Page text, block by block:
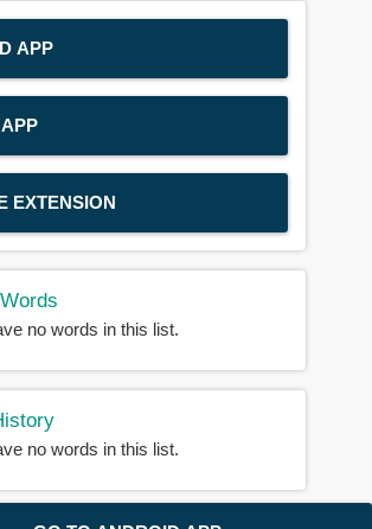
APP
EXTENSION
no words in this list.
no words in this list.